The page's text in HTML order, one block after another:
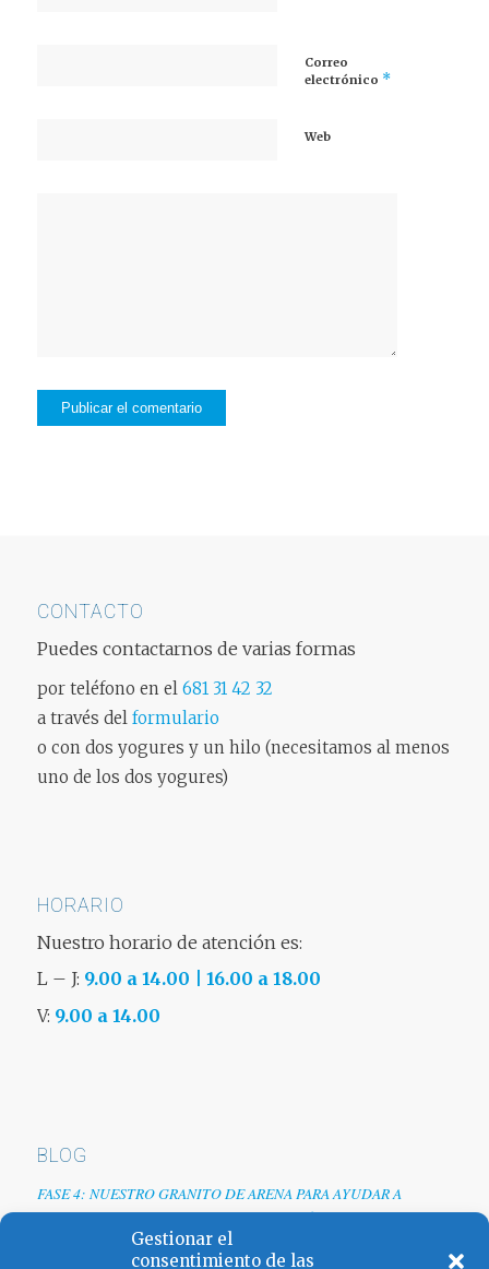
Gestionar el
consentimiento de las
Correo
electrónico *
Web
CONTACTO
Puedes contactarnos de varias formas
por teléfono en el 681 31 42 32
a través del formulario
o con dos yogures y un hilo (necesitamos al menos
uno de los dos yogures)
HORARIO
Nuestro horario de atención es:
L – J: 9.00 a 14.00 | 16.00 a 18.00
V: 9.00 a 14.00
BLOG
FASE 4: NUESTRO GRANITO DE ARENA PARA AYUDAR A
EMPRESAS TRAS LA CRISIS DEL COVID-19
Renovamos web